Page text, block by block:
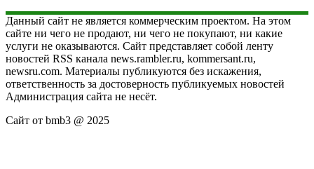
Данный сайт не является коммерческим проектом. На этом
сайте ни чего не продают, ни чего не покупают, ни какие
услуги не оказываются. Сайт представляет собой ленту
новостей RSS канала news.rambler.ru, kommersant.ru,
newsru.com. Материалы публикуются без искажения,
ответственность за достоверность публикуемых новостей
Администрация сайта не несёт.
Сайт от bmb3 @ 2025